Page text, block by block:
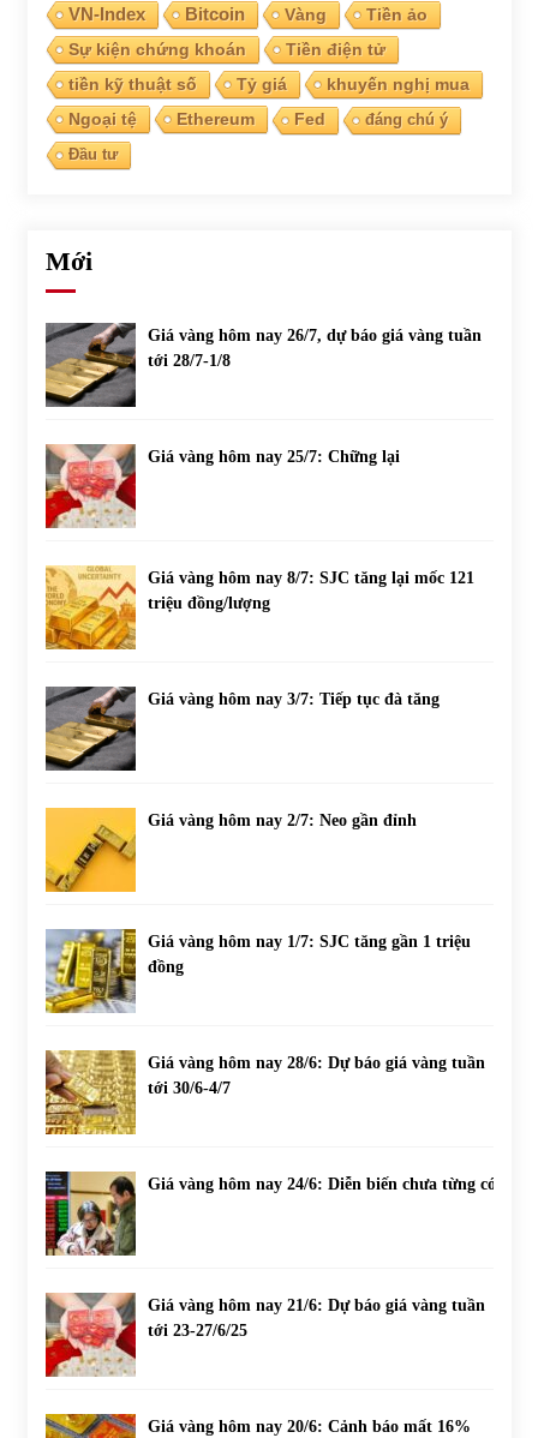
VN-Index Bitcoin Vàng
Tiền ảo
Sự kiện chứng khoán
Tiền điện tử
tiền kỹ thuật số
Tỷ giá
khuyến nghị mua
Ngoại tệ
Ethereum Fed
đáng chú ý
Đầu tư
Mới
Giá vàng hôm nay 26/7, dự báo giá vàng tuần
tới 28/7-1/8
Giá vàng hôm nay 25/7: Chững lại
Giá vàng hôm nay 8/7: SJC tăng lại mốc 121
triệu đồng/lượng
Giá vàng hôm nay 3/7: Tiếp tục đà tăng
Giá vàng hôm nay 2/7: Neo gần đỉnh
Giá vàng hôm nay 1/7: SJC tăng gần 1 triệu
đồng
Giá vàng hôm nay 28/6: Dự báo giá vàng tuần
tới 30/6-4/7
Giá vàng hôm nay 24/6: Diễn biến chưa từng có
Giá vàng hôm nay 21/6: Dự báo giá vàng tuần
tới 23-27/6/25
Giá vàng hôm nay 20/6: Cảnh báo mất 16%